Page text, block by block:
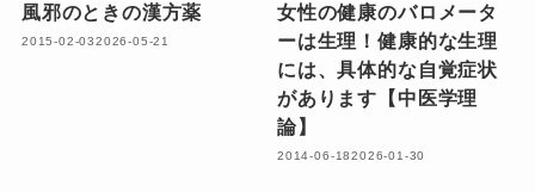
風邪のときの漢方薬
2015-02-032026-05-21
女性の健康のバロメータ
ーは生理！健康的な生理
には、具体的な自覚症状
があります【中医学理
論】
2014-06-182026-01-30